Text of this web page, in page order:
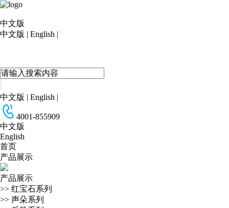
中文版
中文版 | English |
中文版 | English |
4001-855909
中文版
English
首页
产品展示
产品展示
>> 红宝石系列
>> 声朵系列